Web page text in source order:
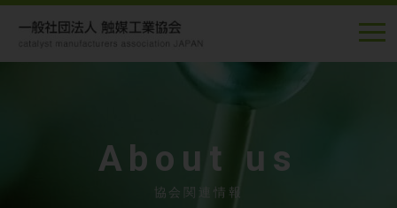
About us
協会関連情報